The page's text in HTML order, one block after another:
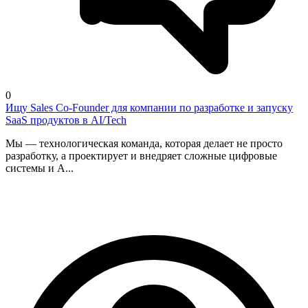
0
Ищу Sales Co-Founder для компании по разработке и запуску
SaaS продуктов в AI/Tech
Мы — технологическая команда, которая делает не просто
разработку, а проектирует и внедряет сложные цифровые
системы и A...